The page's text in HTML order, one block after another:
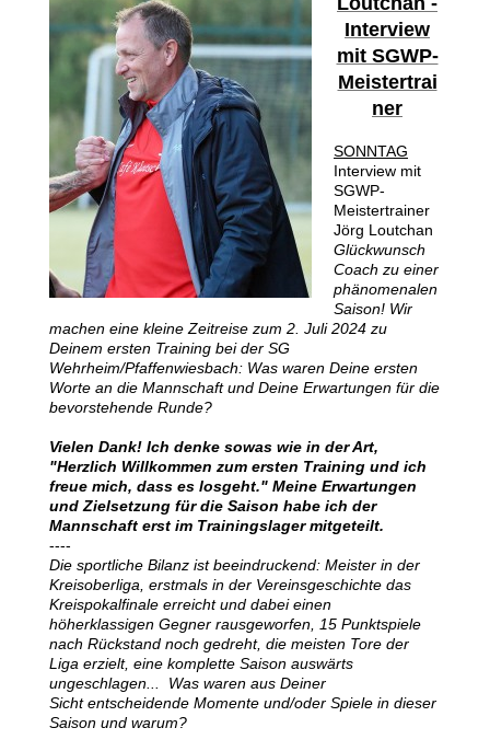
Interview
mit SGWP-
Meistertrai
ner
SONNTAG
Interview mit
SGWP-
Meistertrainer
Jörg Loutchan
Glückwunsch
Coach zu einer
phänomenalen
Saison! Wir
machen eine kleine Zeitreise zum 2. Juli 2024 zu
Deinem ersten Training bei der SG
Wehrheim/Pfaffenwiesbach: Was waren Deine ersten
Worte an die Mannschaft und Deine Erwartungen für die
bevorstehende Runde?
Vielen Dank! Ich denke sowas wie in der Art,
"Herzlich Willkommen zum ersten Training und ich
freue mich, dass es losgeht." Meine Erwartungen
und Zielsetzung für die Saison habe ich der
Mannschaft erst im Trainingslager mitgeteilt.
----
Die sportliche Bilanz ist beeindruckend: Meister in der
Kreisoberliga, erstmals in der Vereinsgeschichte das
Kreispokalfinale erreicht und dabei einen
höherklassigen Gegner rausgeworfen, 15 Punktspiele
nach Rückstand noch gedreht, die meisten Tore der
Liga erzielt, eine komplette Saison auswärts
ungeschlagen... Was waren aus Deiner
Sicht entscheidende Momente und/oder Spiele in dieser
Saison und warum?